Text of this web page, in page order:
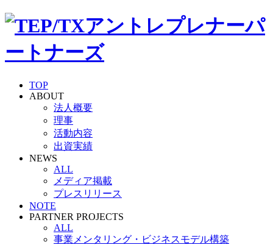
TOP
ABOUT
法人概要
理事
活動内容
出資実績
NEWS
ALL
メディア掲載
プレスリリース
NOTE
PARTNER PROJECTS
ALL
事業メンタリング・ビジネスモデル構築